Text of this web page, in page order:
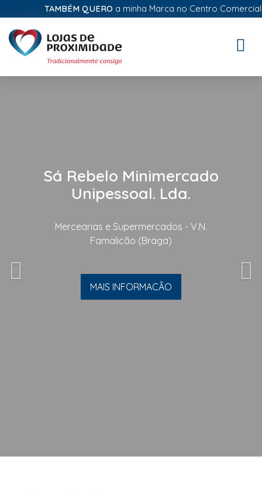
TAMBÉM QUEROa minha Marca no Centro Comercial
Sá Rebelo Minimercado
Unipessoal. Lda.
Mercearias e Supermercados - V.N.
Famalicão (Braga)
MAIS INFORMACÃO